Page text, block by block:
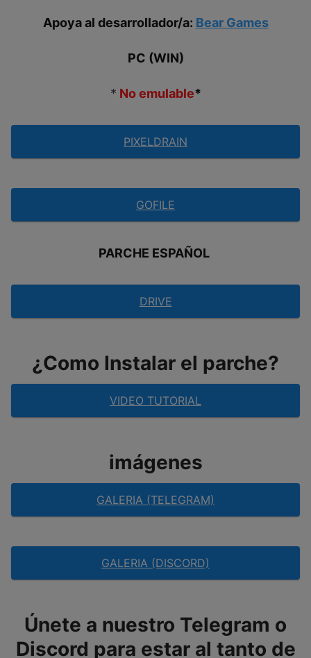
Apoya al desarrollador/a: Bear Games
PC (WIN)
* No emulable*
PIXELDRAIN
GOFILE
PARCHE ESPAÑOL
DRIVE
¿Como Instalar el parche?
VIDEO TUTORIAL
imágenes
GALERIA (TELEGRAM)
GALERIA (DISCORD)
Únete a nuestro Telegram o
Discord para estar al tanto de